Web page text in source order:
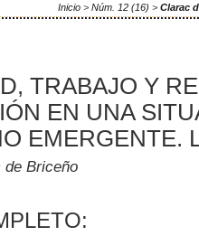
Inicio > Núm. 12 (16) > Clarac
TRABAJO Y
EN UNA
EMERGENTE.
de Briceño